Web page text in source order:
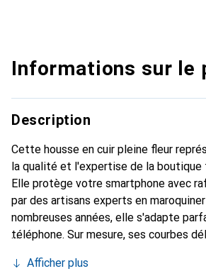
Informations sur le
Description
Cette housse en cuir pleine fleur
la qualité et l'expertise de la boutique
Elle protège votre smartphone avec
par des artisans experts en
nombreuses années, elle s'adapte
téléphone. Sur mesure, ses courbes
et essentiel de votre smartphone.
Afficher plus